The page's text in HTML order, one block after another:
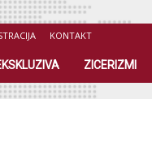
KONTAKT
ZICERIZMI